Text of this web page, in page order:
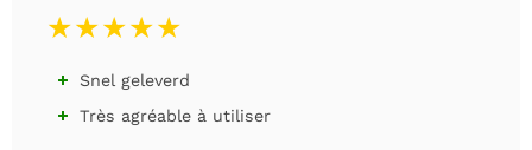
 Snel geleverd
 Très agréable à utiliser